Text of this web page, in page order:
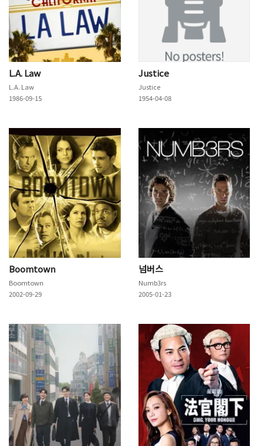
L.A. Law
L.A. Law
1986-09-15
Justice
Justice
1954-04-08
Boomtown
Boomtown
2002-09-29
넘버스
Numb3rs
2005-01-23